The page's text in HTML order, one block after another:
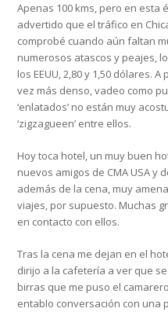
Apenas 100 kms, pero en esta
advertido que el tráfico en
comprobé cuando aún faltan
numerosos atascos y peajes,
los EEUU, 2,80 y 1,50 dólares.
vez más denso, vadeo como
‘enlatados’ no están muy
‘zigzagueen’ entre ellos.
Hoy toca hotel, un muy buen
nuevos amigos de CMA USA y
además de la cena, muy
viajes, por supuesto. Muchas
en contacto con ellos.
Tras la cena me dejan en el
dirijo a la cafetería a ver que
birras que me puso el
entablo conversación con una